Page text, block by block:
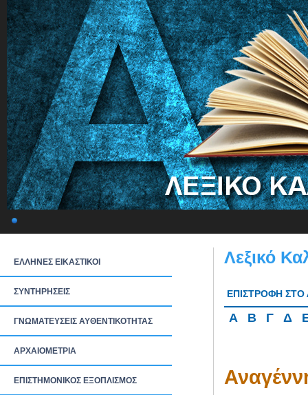
ΕΛΛΗΝΕΣ ΕΙΚΑΣΤΙΚΟΙ
ΣΥΝΤΗΡΗΣΕΙΣ
ΓΝΩΜΑΤΕΥΣΕΙΣ ΑΥΘΕΝΤΙΚΟΤΗΤΑΣ
ΑΡΧΑΙΟΜΕΤΡΙΑ
ΕΠΙΣΤΗΜΟΝΙΚΟΣ ΕΞΟΠΛΙΣΜΟΣ
Λεξικό
ΕΠΙΣΤΡΟΦΗ ΣΤΟ
Α Β Γ Δ